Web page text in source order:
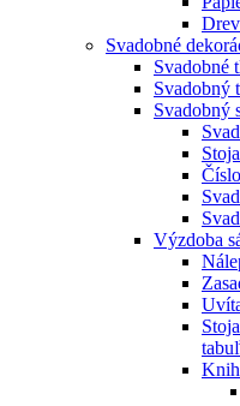
Svadobné
Svadobné
Svadobný
Svadobný
Výzdoba